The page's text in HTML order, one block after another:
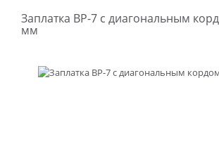
Заплатка BP-7 с диагональным
мм